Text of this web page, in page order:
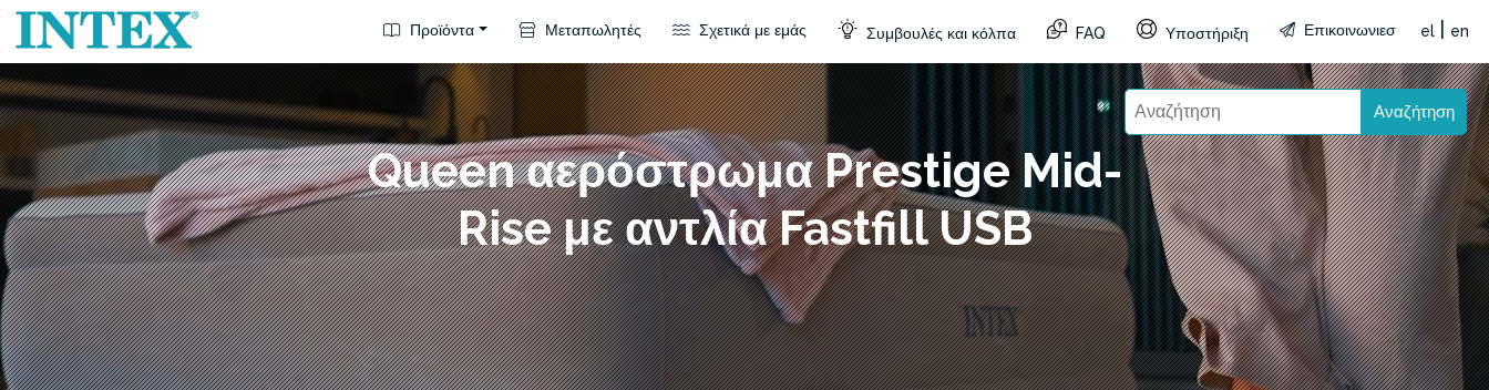
Προϊόντα Μεταπωλητές Σχετικά με εμάς Συμβουλές και κόλπα FAQ Υποστήριξη Επικοινωνιεσ el en
Αναζήτηση
Queen αερόστρωμα Prestige Mid-
Rise με αντλία Fastfill USB